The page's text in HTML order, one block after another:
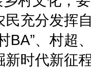
民充分发挥
BA”、村超
新时代新征